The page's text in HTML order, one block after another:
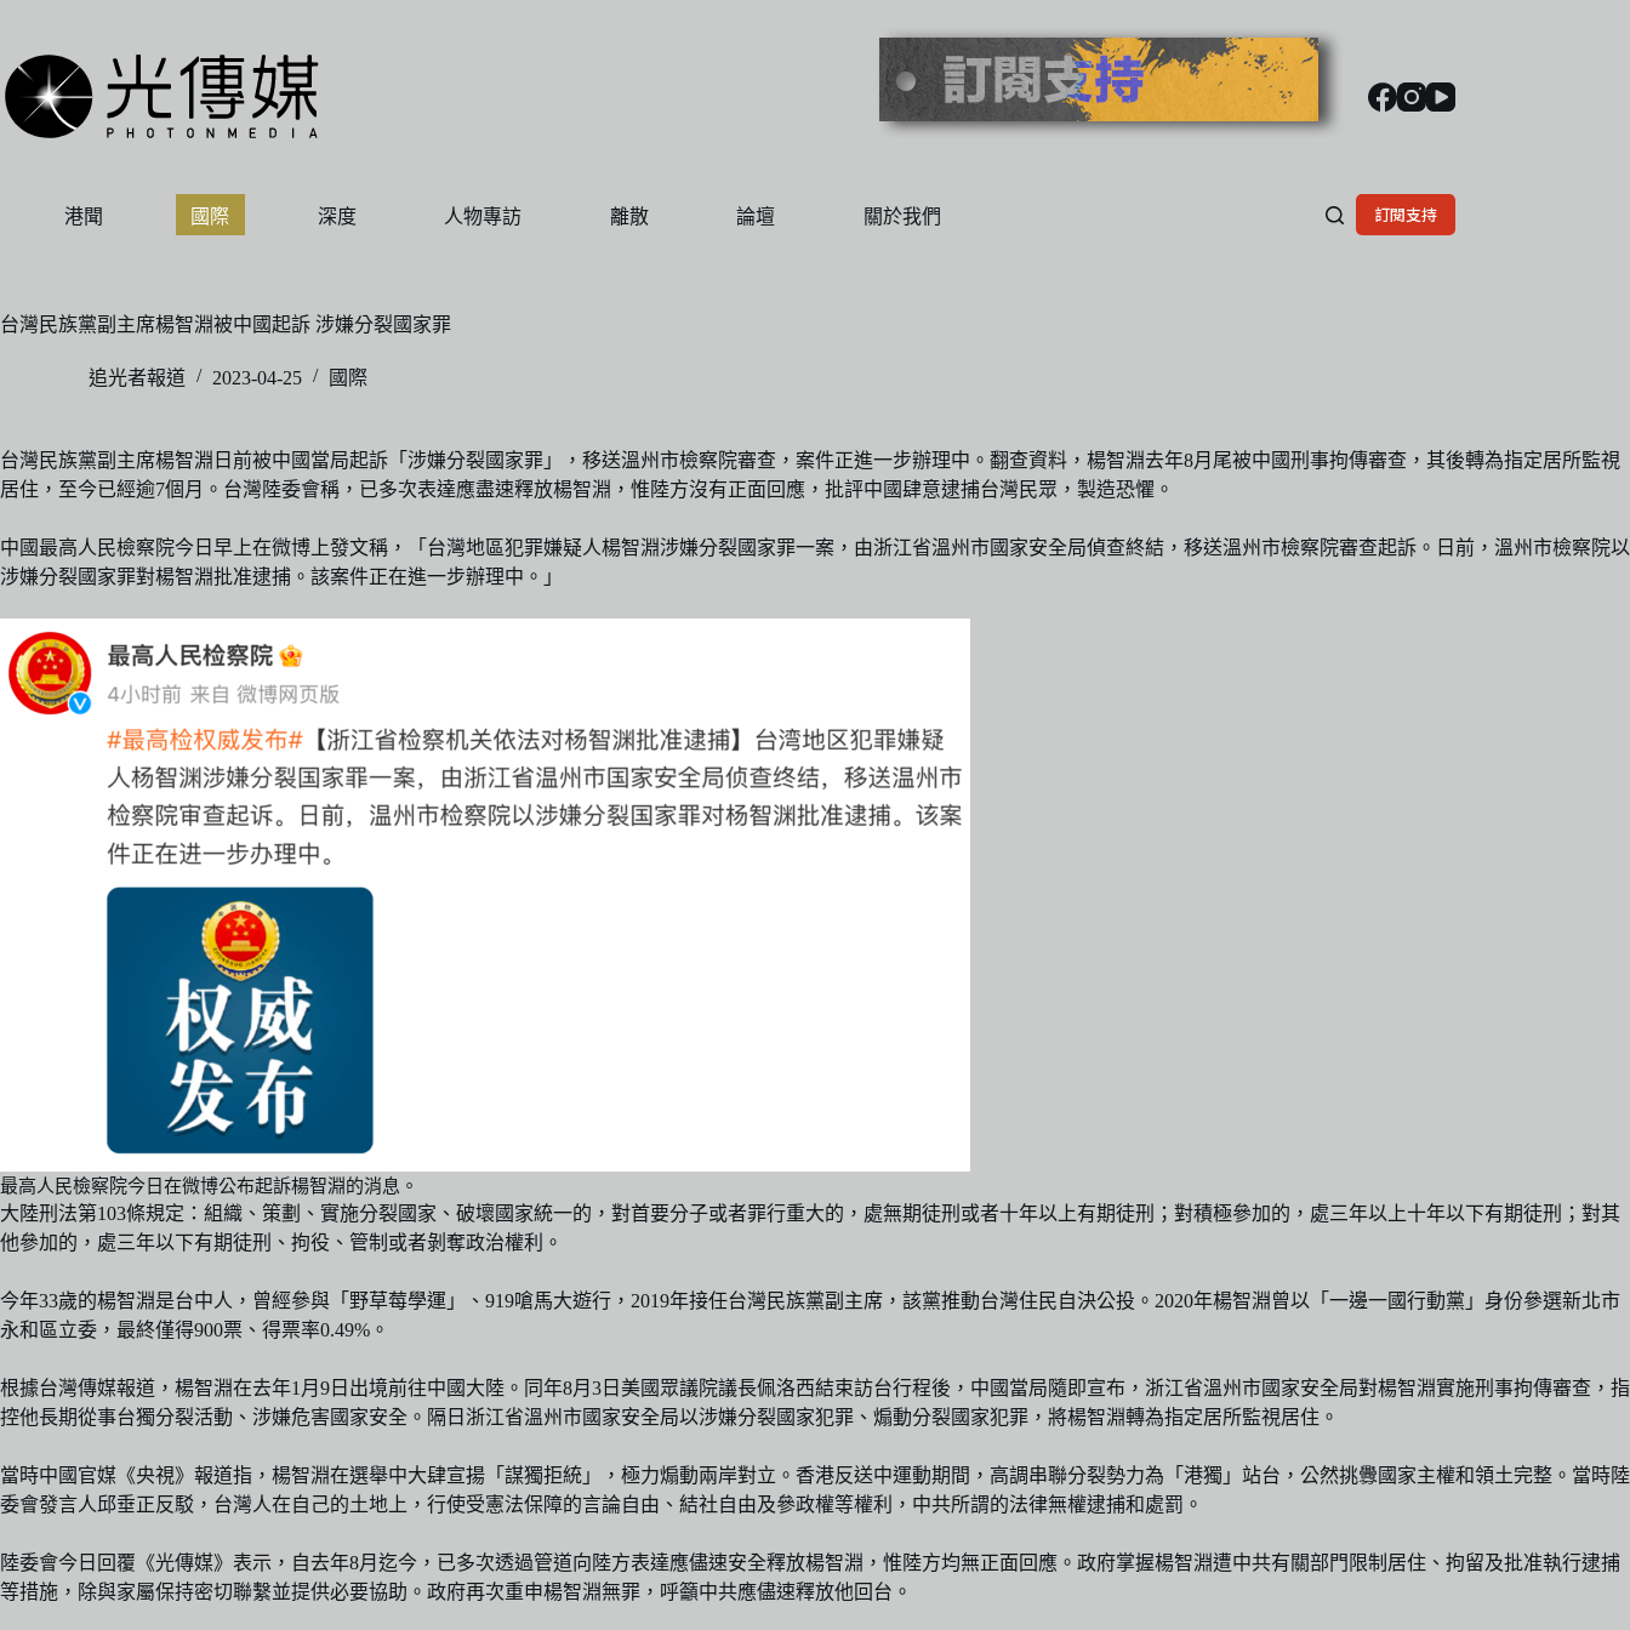
主
要
內
港聞 國際 深度 人物專訪 離散 論壇 關於我們 訂閱支持
台灣民族黨副主席楊智淵被中國起訴 涉嫌分裂國家罪
追光者報道 2023-04-25 國際
台灣民族黨副主席楊智淵日前被中國當局起訴「涉嫌分裂國家罪」，移送溫州市檢察院審查，案件正進一步辦理中。翻查資料，楊智淵去年8月尾被中國刑事拘傳審查，其後轉為指定居所監視
居住，至今已經逾7個月。台灣陸委會稱，已多次表達應盡速釋放楊智淵，惟陸方沒有正面回應，批評中國肆意逮捕台灣民眾，製造恐懼。
中國最高人民檢察院今日早上在微博上發文稱，「台灣地區犯罪嫌疑人楊智淵涉嫌分裂國家罪一案，由浙江省溫州市國家安全局偵查終結，移送溫州市檢察院審查起訴。日前，溫州市檢察院以
涉嫌分裂國家罪對楊智淵批准逮捕。該案件正在進一步辦理中。​​」
最高人民檢察院今日在微博公布起訴楊智淵的消息。
大陸刑法第103條規定：組織、策劃、實施分裂國家、破壞國家統一的，對首要分子或者罪行重大的，處無期徒刑或者十年以上有期徒刑；對積極參加的，處三年以上十年以下有期徒刑；對其
他參加的，處三年以下有期徒刑、拘役、管制或者剝奪政治權利。
今年33歲的楊智淵是台中人，曾經參與「野草莓學運」、919嗆馬大遊行，2019年接任台灣民族黨副主席，該黨推動台灣住民自決公投。2020年楊智淵曾以「一邊一國行動黨」身份參選新北市
永和區立委，最終僅得900票、得票率0.49%。
根據台灣傳媒報道，楊智淵在去年1月9日出境前往中國大陸。同年8月3日美國眾議院議長佩洛西結束訪台行程後，中國當局隨即宣布，浙江省溫州市國家安全局對楊智淵實施刑事拘傳審查，指
控他長期從事台獨分裂活動、涉嫌危害國家安全。隔日浙江省溫州市國家安全局以涉嫌分裂國家犯罪、煽動分裂國家犯罪，將楊智淵轉為指定居所監視居住。
當時中國官媒《央視》報道指，楊智淵在選舉中大肆宣揚「謀獨拒統」，極力煽動兩岸對立。香港反送中運動期間，高調串聯分裂勢力為「港獨」站台，公然挑釁國家主權和領土完整。當時陸
委會發言人邱垂正反駁，台灣人在自己的土地上，行使受憲法保障的言論自由、結社自由及參政權等權利，中共所謂的法律無權逮捕和處罰。
陸委會今日回覆《光傳媒》表示，自去年8月迄今，已多次透過管道向陸方表達應儘速安全釋放楊智淵，惟陸方均無正面回應。政府掌握楊智淵遭中共有關部門限制居住、拘留及批准執行逮捕
等措施，除與家屬保持密切聯繫並提供必要協助。政府再次重申楊智淵無罪，呼籲中共應儘速釋放他回台。